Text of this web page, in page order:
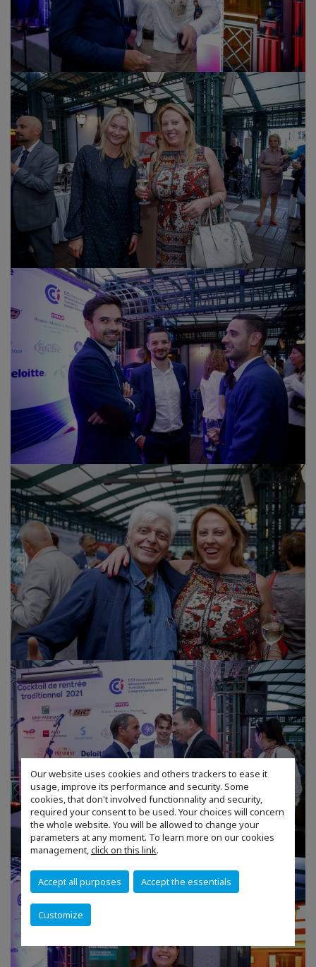
Our website uses cookies and others trackers to ease it
usage, improve its performance and security. Some
cookies, that don't involved functionnality and security,
required your consent to be used. Your choices will concern
the whole website. You will be allowed to change your
parameters at any moment. To learn more on our cookies
management,click on this link.
Accept all purposes Accept the essentials
Customize